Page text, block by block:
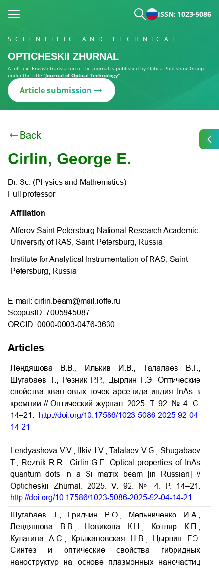
ISSN: 1023-5086
SCIENTIFIC AND TECHNICAL
OPTICHESKII ZHURNAL
A full-text English translation of the journal is published by Optica Publishing Group
under the title “Journal of Optical Technology”
Article submission
Back
Cirlin, George Е.
Dr. Sc. (Physics and Mathematics)
Full professor
Affiliation
Alferov Saint Petersburg National Research Academic
University of RAS, Saint-Petersburg, Russia
Institute for Analytical Instrumentation of RAS, Saint-
Petersburg, Russia
E-mail: cirlin.beam@mail.ioffe.ru
ScopusID: 7005945087
ORCID: 0000-0003-0476-3630
Articles
Лендяшова В.В., Илькив И.В., Талалаев В.Г.,
Шугабаев Т., Резник Р.Р., Цырлин Г.Э. Оптические
свойства квантовых точек арсенида индия InAs в
кремнии // Оптический журнал. 2025. Т. 92. № 4. С.
14–21.
http://doi.org/10.17586/1023-5086-2025-92-04-
14-21
Lendyashova V.V., Ilkiv I.V., Talalaev V.G., Shugabaev
T., Reznik R.R., Cirlin G.E. Optical properties of InAs
quantum dots in a Si matrix beam [in Russian] //
Opticheskii Zhurnal. 2025. V. 92. № 4. P. 14–21.
http://doi.org/10.17586/1023-5086-2025-92-04-14-21
Шугабаев Т., Гридчин В.О., Мельниченко И.А.,
Лендяшова В.В., Новикова К.Н., Котляр К.П.,
Кулагина А.С., Крыжановская Н.В., Цырлин Г.Э.
Синтез и оптические свойства гибридных
наноструктур на основе плазмонных наночастиц